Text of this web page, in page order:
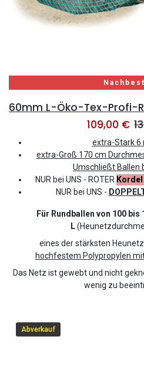
109,00 €
extra-Stark 6
extra-Groß 170 cm
Umschließt Ballen
NUR bei UNS - ROTER Kordel
NUR bei UNS -
Für Rundballen von 100
L
eines der stärksten
hochfestem Polypropylen
Das Netz ist gewebt und nicht
wenig zu
Abverkauf